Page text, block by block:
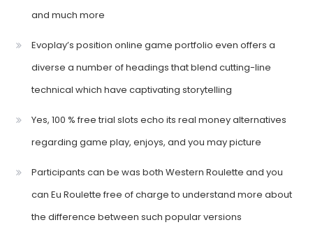
and much more
Evoplay’s position online game portfolio even offers a
diverse a number of headings that blend cutting-line
technical which have captivating storytelling
Yes, 100 % free trial slots echo its real money alternatives
regarding game play, enjoys, and you may picture
Participants can be was both Western Roulette and you
can Eu Roulette free of charge to understand more about
the difference between such popular versions